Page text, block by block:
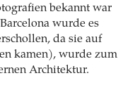
bekannt war
wurde es
da sie auf
kamen), wurde zum
Architektur.